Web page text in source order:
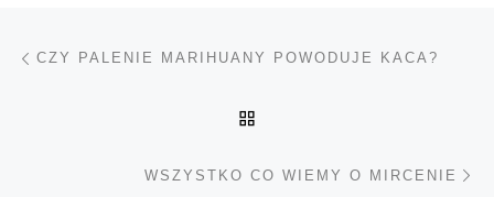
Nawigacja wpisu
CZY PALENIE MARIHUANY POWODUJE KACA?
WSZYSTKO CO WIEMY O MIRCENIE